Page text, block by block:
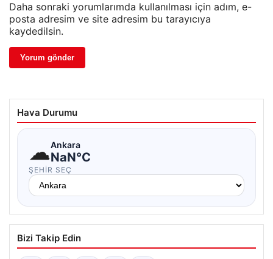
Daha sonraki yorumlarımda kullanılması için adım, e-
posta adresim ve site adresim bu tarayıcıya
kaydedilsin.
Hava Durumu
☁Ankara
NaN°C
ŞEHIR SEÇ
Bizi Takip Edin